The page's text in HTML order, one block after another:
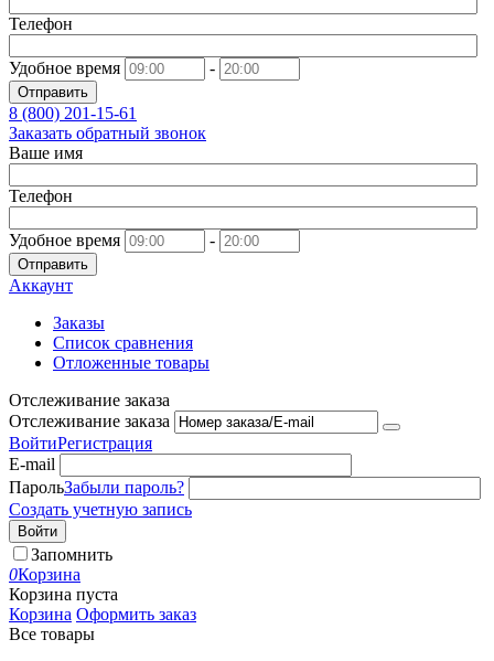
Телефон
Удобное время -
Отправить
8 (800) 201-15-61
Заказать обратный звонок
Ваше имя
Телефон
Удобное время -
Отправить
Аккаунт
Заказы
Список сравнения
Отложенные товары
Отслеживание заказа
Отслеживание заказа
ВойтиРегистрация
E-mail
ПарольЗабыли пароль?
Создать учетную запись
Войти
Запомнить
0Корзина
Корзина пуста
Корзина Оформить заказ
Все товары